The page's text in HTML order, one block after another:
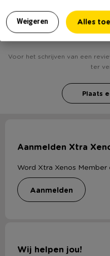
Weigeren Alles
Heb jij Hoed op clip -
Voor het schrijven van een
ter
Plaats
Aanmelden Xtra
Word Xtra Xenos Member
aanmelden
Wij helpen jou!